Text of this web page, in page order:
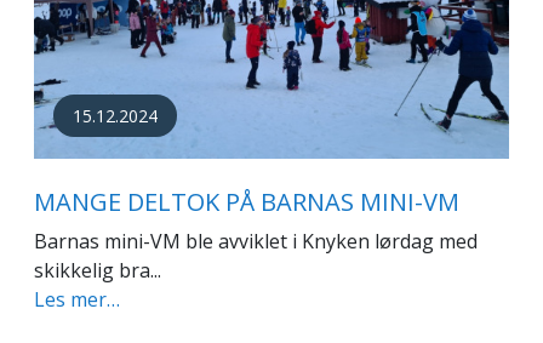
15.12.2024
MANGE DELTOK PÅ BARNAS MINI-VM
Barnas mini-VM ble avviklet i Knyken lørdag med
skikkelig bra...
Les mer…